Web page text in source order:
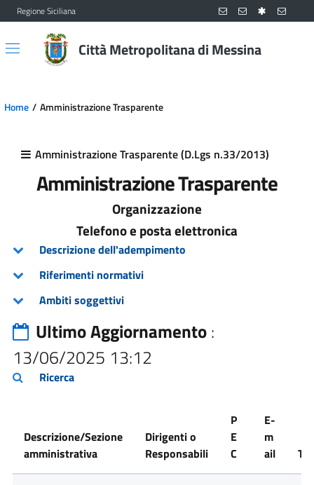
Vai al contenuto principale
Vai al menu principale
Regione Siciliana
Città Metropolitana di Messina
Home Amministrazione Trasparente
Amministrazione Trasparente (D.Lgs n.33/2013)
Amministrazione Trasparente
Organizzazione
Telefono e posta elettronica
Descrizione dell'adempimento
Riferimenti normativi
Ambiti soggettivi
Ultimo Aggiornamento:
13/06/2025 13:12
Ricerca
Descrizione/Sezione
amministrativa
Dirigenti o
Responsabili
P
E
C
E-
m
ail